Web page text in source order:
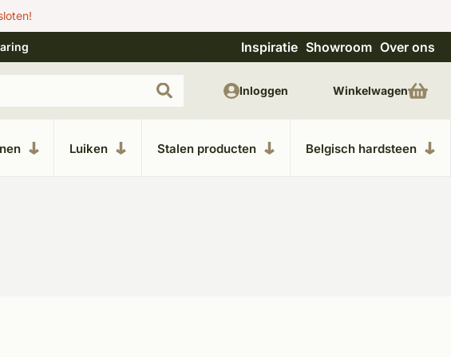
Uitgebreide showroom in Kesteren Unieke
Inspiratie Showroom Over ons
Luiken Stalen producten Belgisch hardsteen
Inloggen Winkelwagen